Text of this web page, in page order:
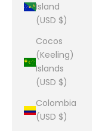
Island
(USD $)
Cocos
(Keeling)
Islands
(USD $)
Colombia
(USD $)